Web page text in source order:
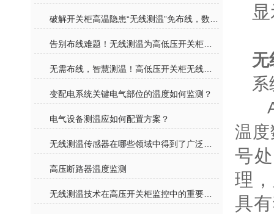
变配电系统关键电气部位的温度如何监测？
电气设备测温应如何配置方案？
高压断路器温度监测
无
温
号
理
具